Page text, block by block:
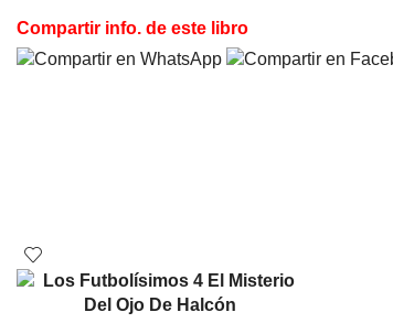
Compartir info. de este libro